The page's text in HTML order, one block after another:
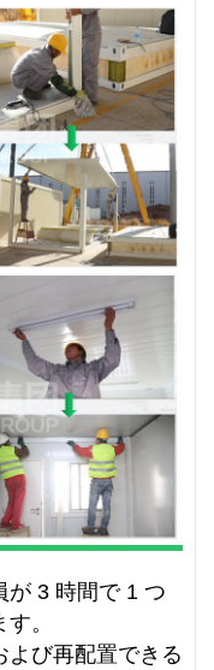
が 3 時間で 1 つ
。
よび再配置できる